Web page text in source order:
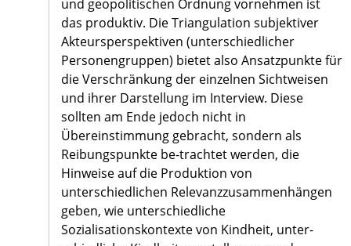
und geopolitischen Ordnung vornehmen ist
das produktiv. Die Triangulation subjektiver
Akteursperspektiven (unterschiedlicher
Personengruppen) bietet also Ansatzpunkte für
die Verschränkung der einzelnen Sichtweisen
und ihrer Darstellung im Interview. Diese
sollten am Ende jedoch nicht in
Übereinstimmung gebracht, sondern als
Reibungspunkte be-trachtet werden, die
Hinweise auf die Produktion von
unterschiedlichen Relevanzzusammenhängen
geben, wie unterschiedliche
Sozialisationskontexte von Kindheit, unter-